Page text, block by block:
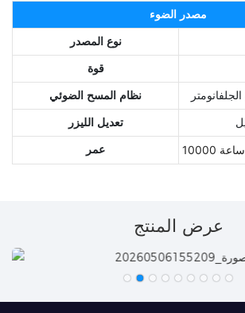
مصدر الضوء
نوع المصدر
قوة
نظام المسح الضوئي
تعديل الليزر
عمر
10000 ساعة
عرض المنتج